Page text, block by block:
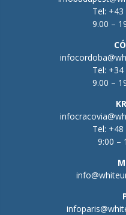
Tel: +43
9.00 –
Tel: +34
9.00 –
Tel: +48
9:00 –